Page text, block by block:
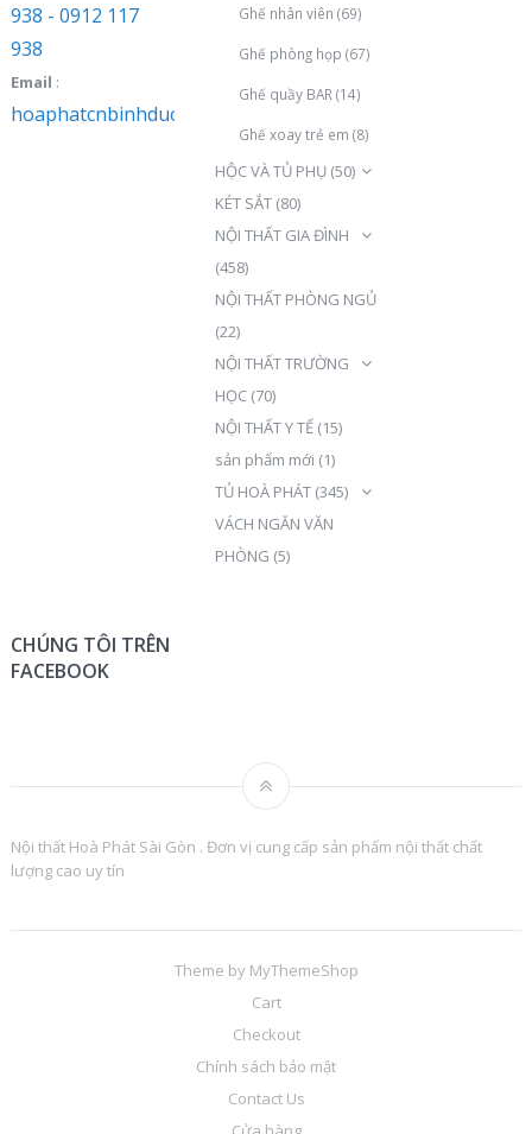
938 - 0912 117
938
Email :
hoaphatcnbinhduong@gmail.com
Ghế nhân viên (69)
Ghế phòng họp (67)
Ghế quầy BAR(14)
Ghế xoay trẻ em (8)
HỘC VÀ TỦ PHỤ (50)
KÉT SẮT (80)
NỘI THẤT GIA ĐÌNH
(458)
NỘI THẤT PHÒNG NGỦ
(22)
NỘI THẤT TRƯỜNG
HỌC (70)
NỘI THẤT Y TẾ (15)
sản phẩm mới (1)
TỦ HOÀ PHÁT (345)
VÁCH NGĂN VĂN
PHÒNG (5)
CHÚNG TÔI TRÊN
FACEBOOK
Nội thất Hoà Phát Sài Gòn . Đơn vị cung cấp sản phẩm nội thất chất
lượng cao uy tín
Theme by MyThemeShop
Cart
Checkout
Chính sách bảo mật
Contact Us